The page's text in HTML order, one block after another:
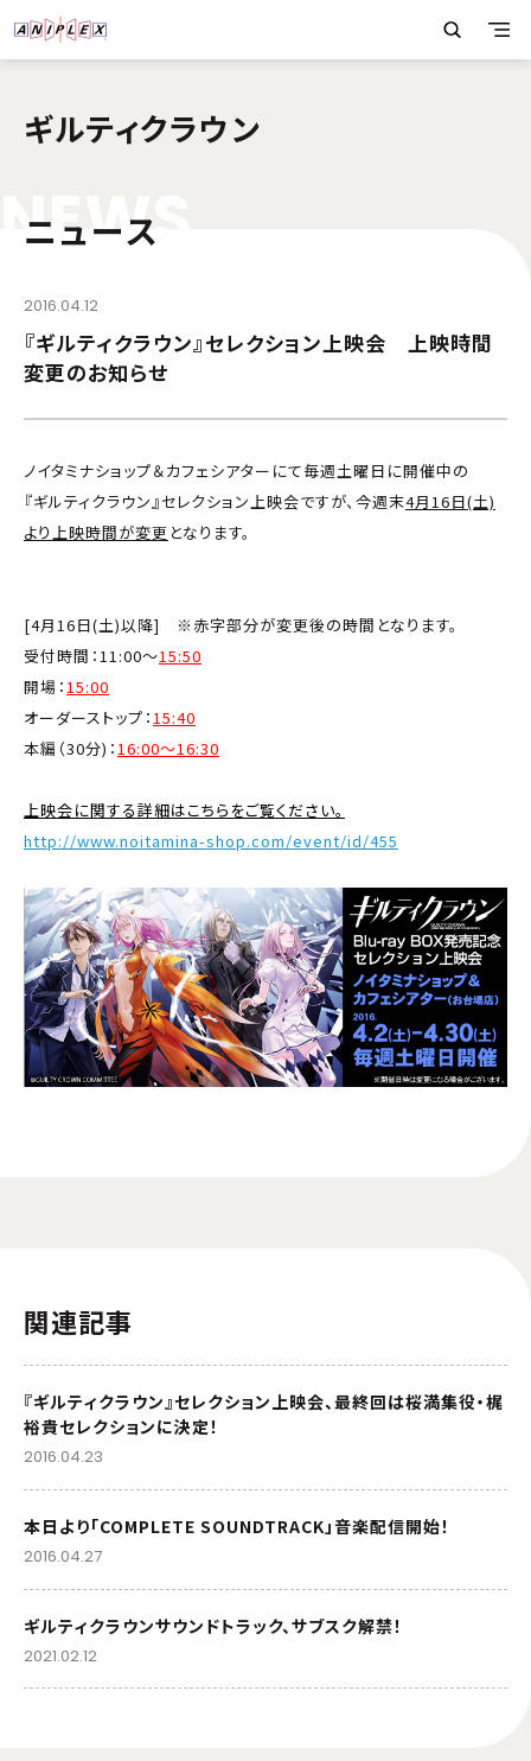
ギルティクラウン
NEWS
ニュース
2016.04.12
『ギルティクラウン』セレクション上映会 上映時間
変更のお知らせ
ノイタミナショップ＆カフェシアターにて毎週土曜日に開催中の
『ギルティクラウン』セレクション上映会ですが、今週末4月16日(土)
より上映時間が変更 となります。
[4月16日(土)以降] ※赤字部分が変更後の時間となります。
受付時間：11:00～15:50
開場： 15:00
オーダーストップ： 15:40
本編（30分)： 16:00～16:30
上映会に関する詳細はこちらをご覧ください。
http://www.noitamina-shop.com/event/id/455
関連記事
『ギルティクラウン』セレクション上映会、最終回は桜満集役・梶
裕貴セレクションに決定！
2016.04.23
本日より「COMPLETE SOUNDTRACK」音楽配信開始！
2016.04.27
ギルティクラウンサウンドトラック、サブスク解禁！
2021.02.12